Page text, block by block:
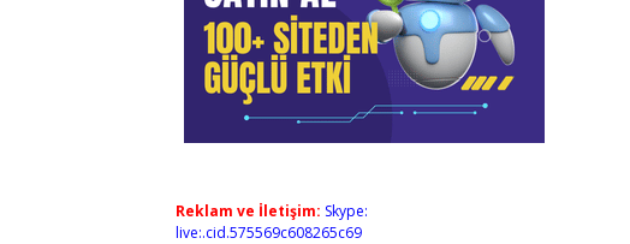
Reklam ve İletişim: Skype:
live:.cid.575569c608265c69